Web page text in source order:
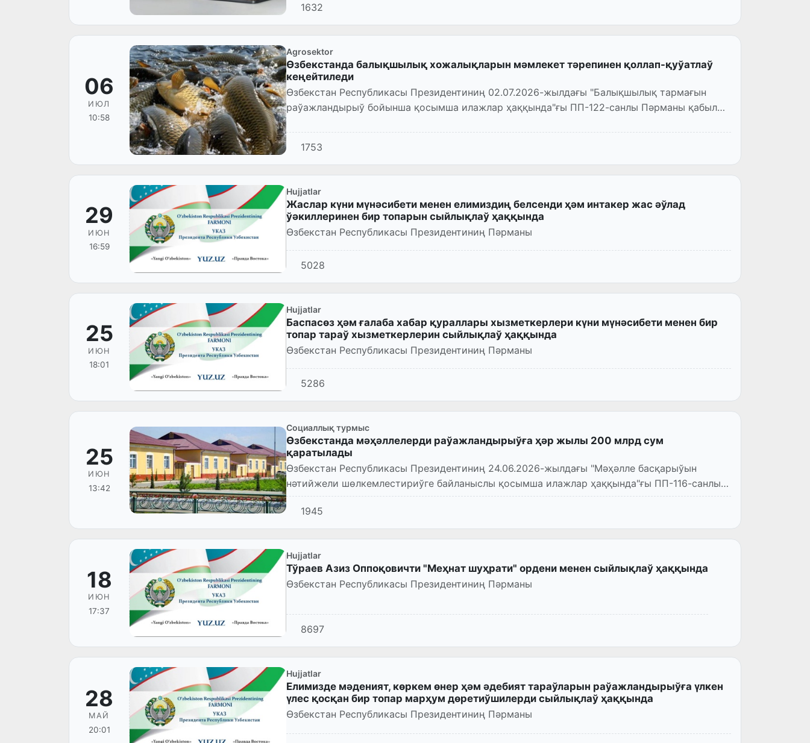
1632
06
ИЮЛ
10:58
Agrosektor
Өзбекстанда балықшылық хожалықларын мәмлекет тәрепинен қоллап-қуўатлаў
кеңейтиледи
Өзбекстан Республикасы Президентиниң 02.07.2026-жылдағы "Балықшылық тармағын
раўажландырыў бойынша қосымша илажлар ҳаққында"ғы ПП-122-санлы Пәрманы қабыл
1753
29
ИЮН
16:59
Hujjatlar
Жаслар күни мүнәсибети менен елимиздиң белсенди ҳәм интакер жас әўлад
ўәкиллеринен бир топарын сыйлықлаў ҳаққында
Өзбекстан Республикасы Президентиниң Пәрманы
5028
25
ИЮН
18:01
Hujjatlar
Баспасөз ҳәм ғалаба хабар қураллары хызметкерлери күни мүнәсибети менен бир
топар тараў хызметкерлерин сыйлықлаў ҳаққында
Өзбекстан Республикасы Президентиниң Пәрманы
5286
25
ИЮН
13:42
Социаллық турмыс
Өзбекстанда мәҳәллелерди раўажландырыўға ҳәр жылы 200 млрд сум
қаратылады
Өзбекстан Республикасы Президентиниң 24.06.2026-жылдағы "Мәҳәлле басқарыўын
нәтийжели шөлкемлестириўге байланыслы қосымша илажлар ҳаққында"ғы ПП-116-санлы
Пәрманы қабыл етилди.
1945
18
ИЮН
17:37
Hujjatlar
Тўраев Азиз Оппоқовичти "Меҳнат шуҳрати" ордени менен сыйлықлаў ҳаққында
Өзбекстан Республикасы Президентиниң Пәрманы
8697
28
МАЙ
20:01
Hujjatlar
Елимизде мәденият, көркем өнер ҳәм әдебият тараўларын раўажландырыўға үлкен
үлес қосқан бир топар марҳум дөретиўшилерди сыйлықлаў ҳаққында
Өзбекстан Республикасы Президентиниң Пәрманы